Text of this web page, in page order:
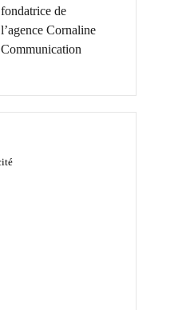
fondatrice de
l’agence Cornaline
Communication